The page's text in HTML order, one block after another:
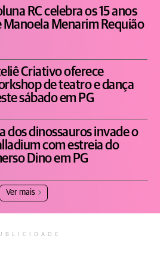
RC celebra os 15 anos
Manoela Menarim Requião
Criativo oferece
de teatro e dança
sábado em PG
dos dinossauros invade o
com estreia do
Dino em PG
Ver mais